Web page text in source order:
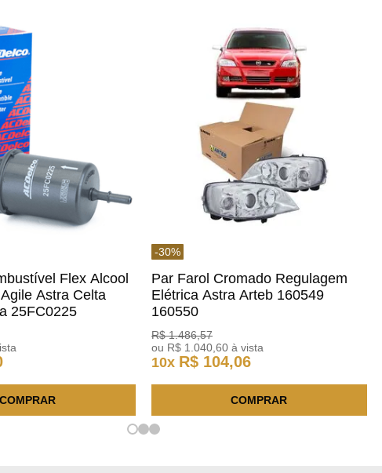
Flex Alcool
Astra Celta
25FC0225
COMPRAR
-30%
Par Farol Cromado Regulagem
Elétrica Astra Arteb 160549
160550
R$ 1.486,57
ou R$ 1 .040 ,60 à vista
10x R$ 104,06
COMPRAR